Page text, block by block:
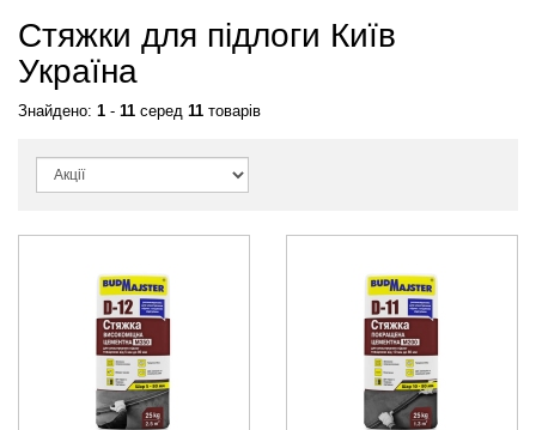
Стяжки для підлоги Київ
Україна
Знайдено: 1 - 11 серед 11 товарів